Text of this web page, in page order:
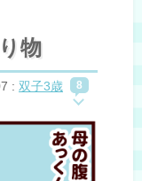
物
: 双子3歳 8